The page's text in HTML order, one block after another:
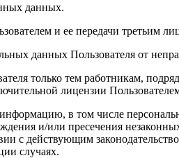
данных.
и ее передачи третьим
данных Пользователя от
только тем работникам,
лицензии
в том числе
и/или пресечения
с действующим
случаях.